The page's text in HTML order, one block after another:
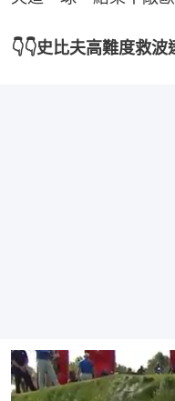
👇👇史比夫高難度救波